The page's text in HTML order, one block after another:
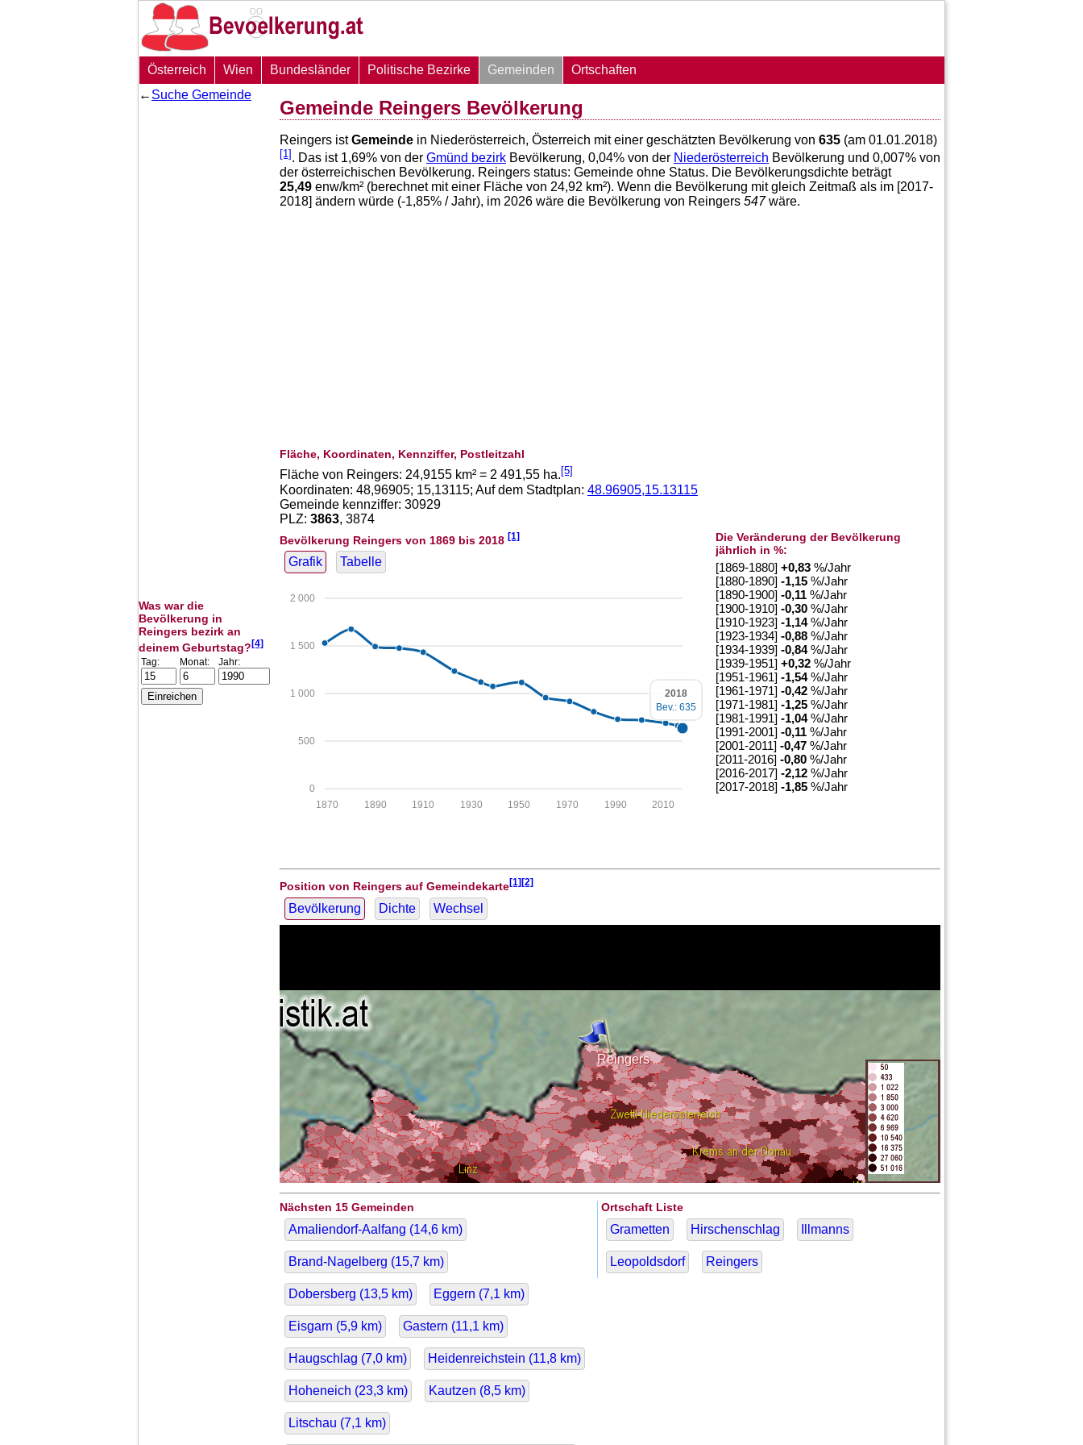
Österreich Wien Bundesländer Politische Bezirke Gemeinden
Ortschaften
← Suche Gemeinde
Was war die
Bevölkerung in
Reingers bezirk an
deinem Geburtstag?[4]
Tag: Monat: Jahr:
Gemeinde Reingers Bevölkerung
Reingers istGemeinde in Niederösterreich, Österreich mit einer geschätzten Bevölkerung von 635 (am 01.01.2018)
[1] . Das ist 1,69% von der Gmünd bezirk Bevölkerung, 0,04% von der Niederösterreich Bevölkerung und 0,007% von
der österreichischen Bevölkerung. Reingers status: Gemeinde ohne Status. Die Bevölkerungsdichte beträgt
25,49 enw/km² (berechnet mit einer Fläche von 24,92 km²). Wenn die Bevölkerung mit gleich Zeitmaß als im [2017-
2018] ändern würde (-1,85% / Jahr), im 2026 wäre die Bevölkerung von Reingers 547 wäre.
Fläche, Koordinaten, Kennziffer, Postleitzahl
Fläche von Reingers: 24,9155 km² = 2 491,55 ha. [5]
Koordinaten: 48,96905; 15,13115; Auf dem Stadtplan: 48.96905,15.13115
Gemeinde kennziffer: 30929
PLZ: 3863, 3874
Bevölkerung Reingers von 1869 bis 2018 [1]
Grafik Tabelle
0
500
1 000
1 500
2 000
2010
1990
1970
1950
1930
1910
1890
1870
2018
Bev.: 635
Die Veränderung der Bevölkerung
jährlich in %:
[1869-1880]+0,83 %/Jahr
[1880-1890]-1,15 %/Jahr
[1890-1900]-0,11 %/Jahr
[1900-1910]-0,30 %/Jahr
[1910-1923]-1,14%/Jahr
[1923-1934]-0,88 %/Jahr
[1934-1939]-0,84%/Jahr
[1939-1951]+0,32 %/Jahr
[1951-1961]-1,54%/Jahr
[1961-1971]-0,42 %/Jahr
[1971-1981]-1,25 %/Jahr
[1981-1991]-1,04%/Jahr
[1991-2001]-0,11 %/Jahr
[2001-2011]-0,47 %/Jahr
[2011-2016]-0,80 %/Jahr
[2016-2017]-2,12 %/Jahr
[2017-2018]-1,85 %/Jahr
Position von Reingers auf Gemeindekarte[1][2]
Bevölkerung Dichte Wechsel
Reingers
Nächsten 15 Gemeinden
Amaliendorf-Aalfang (14,6 km)
Brand-Nagelberg (15,7 km)
Dobersberg (13,5 km) Eggern (7,1 km)
Eisgarn (5,9 km) Gastern (11,1 km)
Haugschlag (7,0 km) Heidenreichstein (11,8 km)
Hoheneich (23,3 km) Kautzen (8,5 km)
Litschau (7,1 km)
Ortschaft Liste
Grametten Hirschenschlag Illmanns
Leopoldsdorf Reingers